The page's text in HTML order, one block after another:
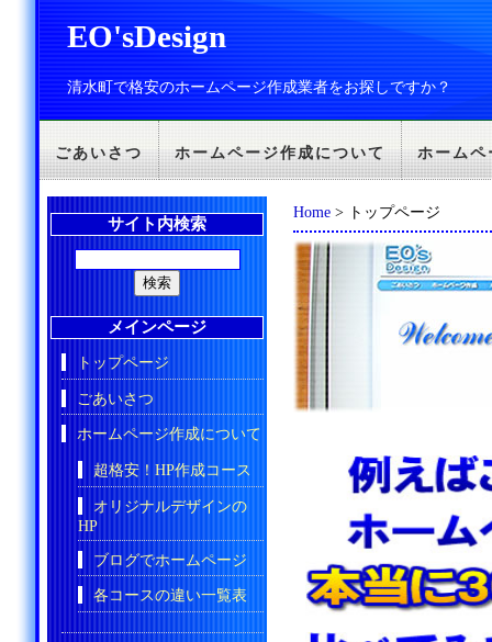
EO'sDesign
清水町で格安のホームページ作成業者をお探しですか？
ごあいさつ ホームページ作成について ホームペ
Home > トップページ
サイト内検索
メインページ
トップページ
ごあいさつ
ホームページ作成について
超格安！HP作成コース
オリジナルデザインの
HP
ブログでホームページ
各コースの違い一覧表